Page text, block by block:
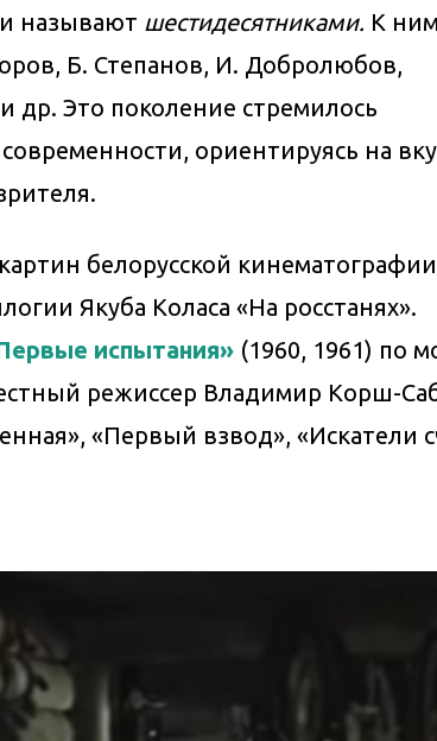
называют шестидесятниками. К ним
Б. Степанов, И. Добролюбов,
др. Это поколение стремилось
ориентируясь на
белорусской кинематографии
Якуба Коласа «На росстанях».
испытания» (1960, 1961) по
режиссер Владимир Корш-
«Первый взвод», «Искатели